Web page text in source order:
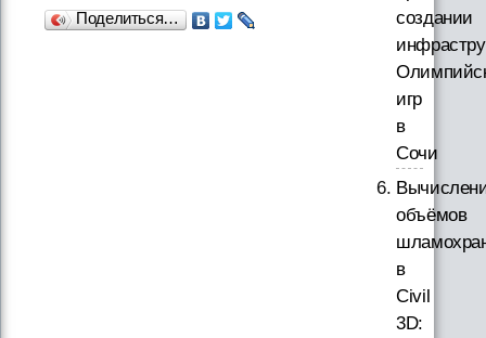
Поделиться…
создании
игр
в
Сочи
объёмов
в
Civil
3D: